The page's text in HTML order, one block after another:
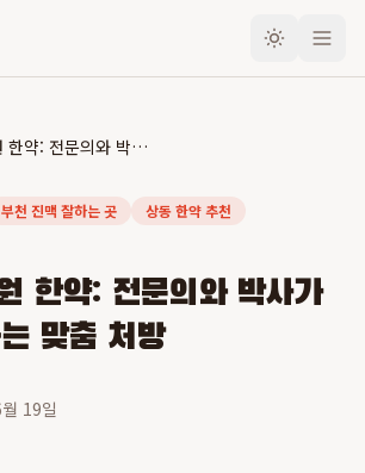
다나슬한의원 한약: 전문의와 박사가 직접 진맥하는 맞춤 처방
부천 진맥 잘하는 곳
상동 한약 추천
한약: 전문의와 박사가
맞춤 처방
19일